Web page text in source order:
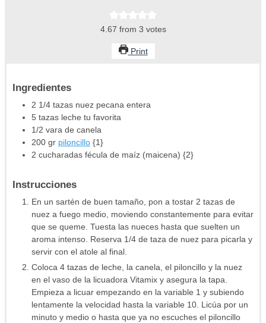
4.67 from 3 votes
Print
Ingredientes
2 1/4 tazas nuez pecana entera
5 tazas leche tu favorita
1/2 vara de canela
200 gr piloncillo {1}
2 cucharadas fécula de maíz (maicena) {2}
Instrucciones
En un sartén de buen tamaño, pon a tostar 2 tazas de
nuez a fuego medio, moviendo constantemente para evitar
que se queme. Tuesta las nueces hasta que suelten un
aroma intenso. Reserva 1/4 de taza de nuez para picarla y
servir con el atole al final.
Coloca 4 tazas de leche, la canela, el piloncillo y la nuez
en el vaso de la licuadora Vitamix y asegura la tapa.
Empieza a licuar empezando en la variable 1 y subiendo
lentamente la velocidad hasta la variable 10. Licúa por un
minuto y medio o hasta que ya no escuches el piloncillo